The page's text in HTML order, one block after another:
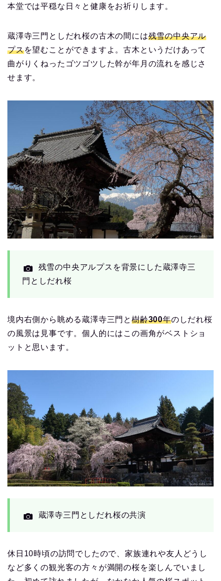
本堂では平穏な日々と健康をお祈りします。
蔵澤寺三門としだれ桜の古木の間には残雪の中央アル
プスを望むことができますよ。古木というだけあって
曲がりくねったゴツゴツした幹が年月の流れを感じさ
せます。
残雪の中央アルプスを背景にした蔵澤寺三
門としだれ桜
境内右側から眺める蔵澤寺三門と 樹齢300年のしだれ桜
の風景は見事です。個人的にはこの画角がベストショ
ットと思います。
蔵澤寺三門としだれ桜の共演
休日10時頃の訪問でしたので、家族連れや友人どうし
など多くの観光客の方々が満開の桜を楽しんでいまし